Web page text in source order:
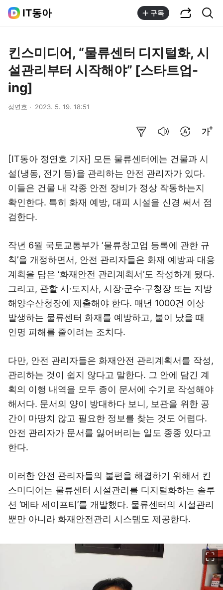
IT동아 구독
킨스미디어, “물류센터 디지털화, 시
설관리부터 시작해야” [스타트업-
ing]
정연호 2023. 5. 19. 18:51
[IT동아 정연호 기자] 모든 물류센터에는 건물과 시
설(냉동, 전기 등)을 관리하는 안전 관리자가 있다.
이들은 건물 내 각종 안전 장비가 정상 작동하는지
확인한다. 특히 화재 예방, 대피 시설을 신경 써서 점
검한다.
작년 6월 국토교통부가 ‘물류창고업 등록에 관한 규
칙’을 개정하면서, 안전 관리자들은 화재 예방과 대응
계획을 담은 ‘화재안전 관리계획서’도 작성하게 됐다.
그리고, 관할 시·도지사, 시장·군수·구청장 또는 지방
해양수산청장에 제출해야 한다. 매년 1000건 이상
발생하는 물류센터 화재를 예방하고, 불이 났을 때
인명 피해를 줄이려는 조치다.
다만, 안전 관리자들은 화재안전 관리계획서를 작성,
관리하는 것이 쉽지 않다고 말한다. 그 안에 담긴 계
획의 이행 내역을 모두 종이 문서에 수기로 작성해야
해서다. 문서의 양이 방대하다 보니, 보관을 위한 공
간이 마땅치 않고 필요한 정보를 찾는 것도 어렵다.
안전 관리자가 문서를 잃어버리는 일도 종종 있다고
한다.
이러한 안전 관리자들의 불편을 해결하기 위해서 킨
스미디어는 물류센터 시설관리를 디지털화하는 솔루
션 ’메타 세이프티’를 개발했다. 물류센터의 시설관리
뿐만 아니라 화재안전관리 시스템도 제공한다.